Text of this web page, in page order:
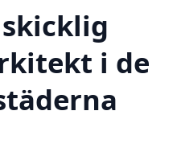
i de